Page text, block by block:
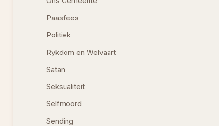
Paasfees
Politiek
Rykdom en Welvaart
Satan
Seksualiteit
Selfmoord
Sending